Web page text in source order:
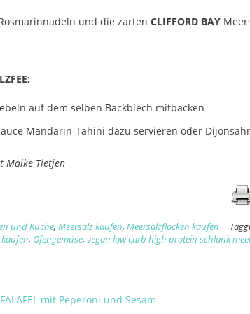
und die zarten CLIFFORD BAY
auf dem selben Backblech mitbacken
Mandarin-Tahini dazu servieren oder
Maike Tietjen
und Küche, Meersalz kaufen, Meersalzflocken kaufen
, Ofengemüse, vegan low carb high protein schlank
FALAFEL mit Peperoni und Sesam